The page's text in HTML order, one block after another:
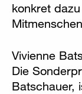
konkret
Vivienne
Die
Batschauer,